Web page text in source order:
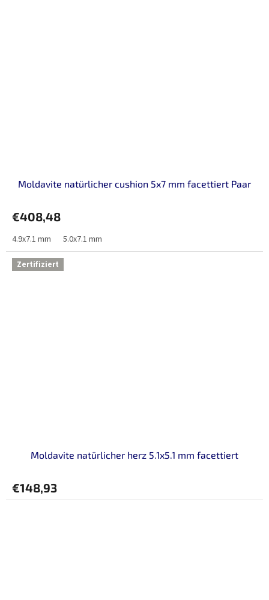
Moldavite natürlicher cushion 5x7 mm facettiert Paar
€408,48
4.9x7.1 mm 5.0x7.1 mm
Zertifiziert
Moldavite natürlicher herz 5.1x5.1 mm facettiert
€148,93